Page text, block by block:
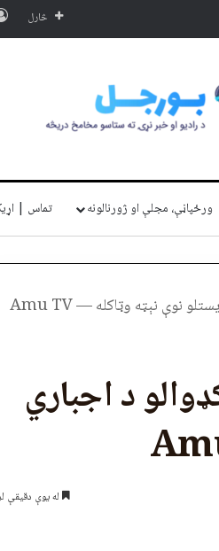
څارل
ورځپاڼې، مجلې او ژورنالونه تماس |
افغان کډوالو د اجباري
له یوې دقیقې